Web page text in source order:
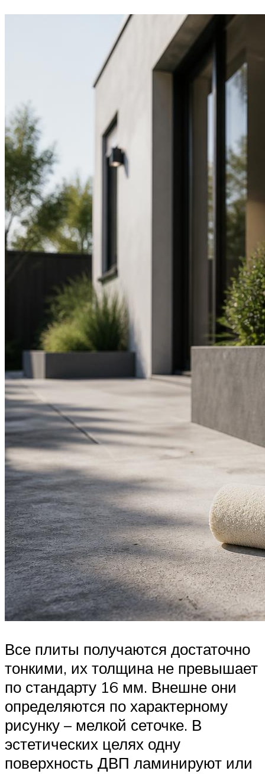
Все плиты получаются достаточно
тонкими, их толщина не превышает
по стандарту 16 мм. Внешне они
определяются по характерному
рисунку – мелкой сеточке. В
эстетических целях одну
поверхность ДВП ламинируют или